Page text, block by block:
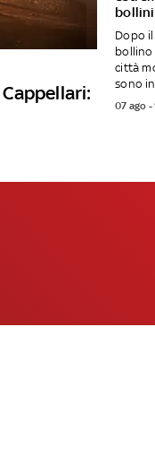
bollini
Dopo
bollino
città
sono
07 ago -